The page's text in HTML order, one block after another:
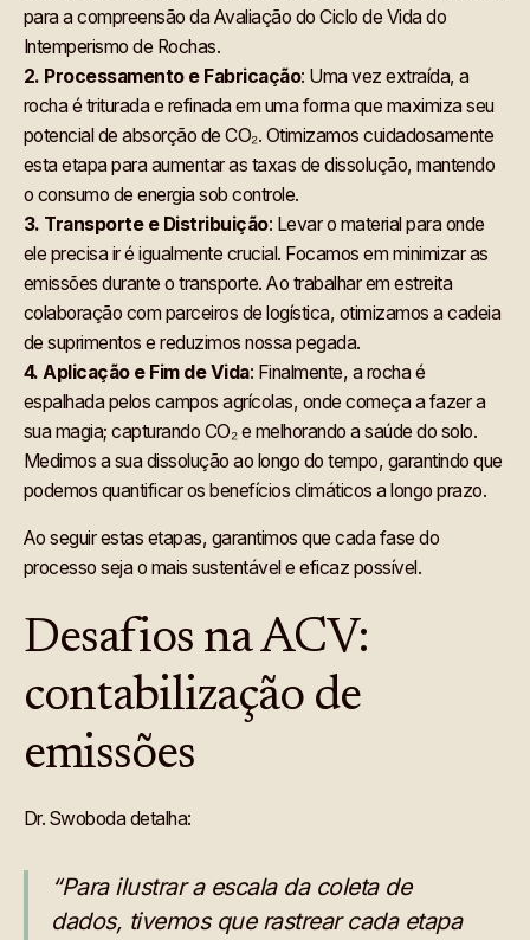
para a compreensão da Avaliação do Ciclo de Vida do
Intemperismo de Rochas.
2. Processamento e Fabricação: Uma vez extraída, a
rocha é triturada e refinada em uma forma que maximiza seu
potencial de absorção de CO₂. Otimizamos cuidadosamente
esta etapa para aumentar as taxas de dissolução, mantendo
o consumo de energia sob controle.
3. Transporte e Distribuição: Levar o material para onde
ele precisa ir é igualmente crucial. Focamos em minimizar as
emissões durante o transporte. Ao trabalhar em estreita
colaboração com parceiros de logística, otimizamos a cadeia
de suprimentos e reduzimos nossa pegada.
4. Aplicação e Fim de Vida: Finalmente, a rocha é
espalhada pelos campos agrícolas, onde começa a fazer a
sua magia; capturando CO₂ e melhorando a saúde do solo.
Medimos a sua dissolução ao longo do tempo, garantindo que
podemos quantificar os benefícios climáticos a longo prazo.
Ao seguir estas etapas, garantimos que cada fase do
processo seja o mais sustentável e eficaz possível.
Desafios na ACV:
contabilização de
emissões
Dr. Swoboda detalha:
“Para ilustrar a escala da coleta de
dados, tivemos que rastrear cada etapa